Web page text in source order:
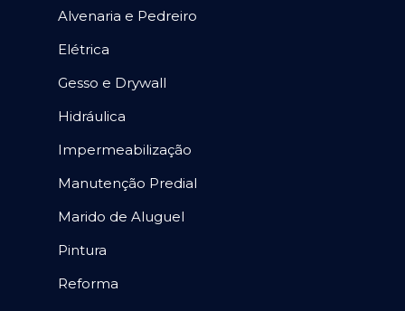
Alvenaria e Pedreiro
Elétrica
Gesso e Drywall
Hidráulica
Impermeabilização
Manutenção Predial
Marido de Aluguel
Pintura
Reforma